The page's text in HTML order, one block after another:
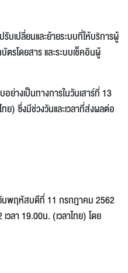
บเปลี่ยนและย้ายระบบที่ให้บริการผู้
ตรโดยสาร และระบบเช็คอินผู้
ย่างเป็นทางการในวันเสาร์ที่ 13
ย) ซึ่งมีช่วงวันและเวลาที่ส่งผลต่อ
นพฤหัสบดีที่ 11 กรกฎาคม 2562
ลา 19.00น. (เวลาไทย) โดย